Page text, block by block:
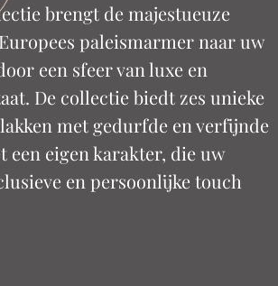
brengt de majestueuze
paleismarmer naar uw
een sfeer van luxe en
De collectie biedt zes unieke
met gedurfde en verfijnde
een eigen karakter, die uw
en persoonlijke touch